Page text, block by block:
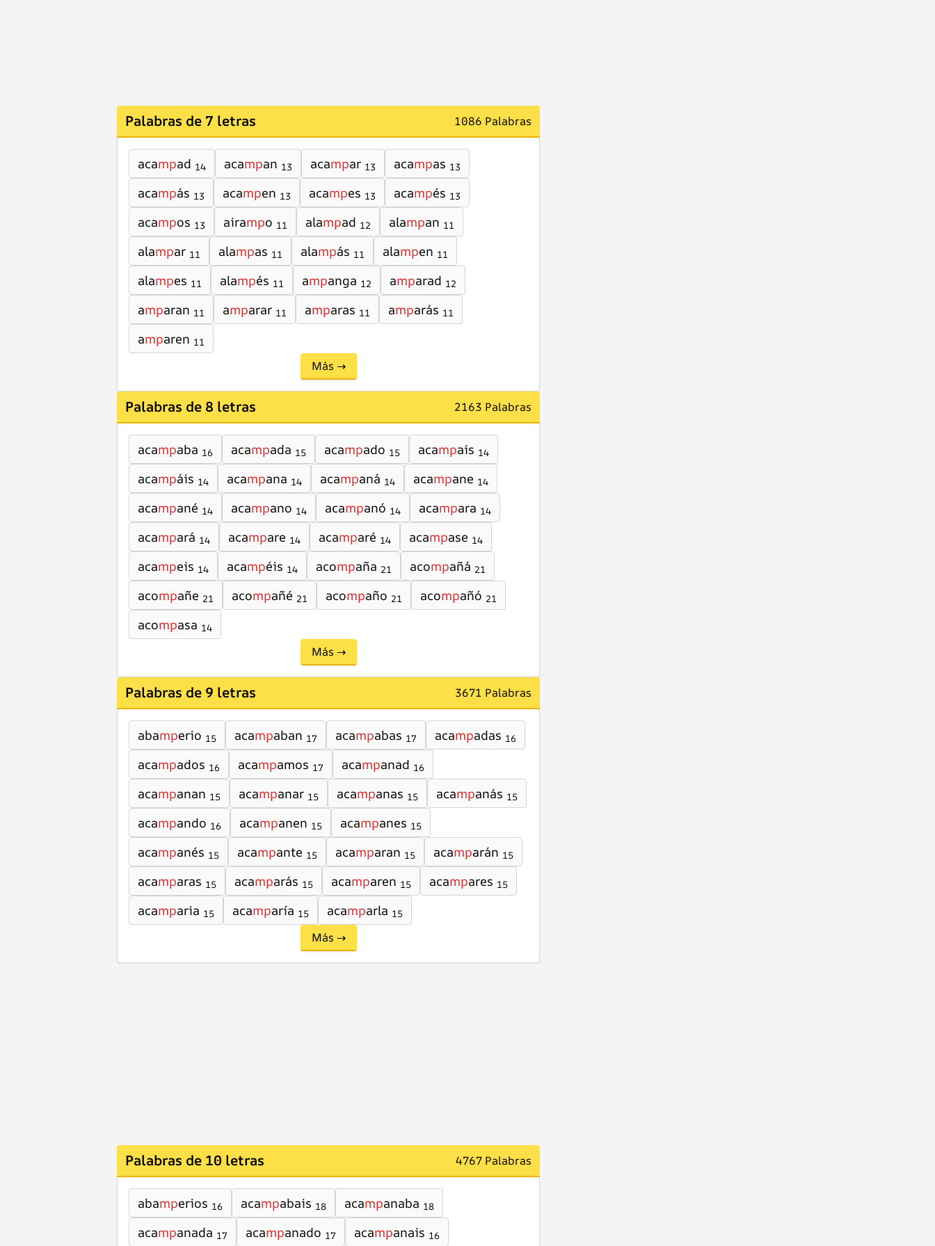
Palabras de 7 letras 1086 Palabras
acampad 14 acampan 13 acampar 13 acampas 13
acampás 13 acampen 13 acampes 13 acampés 13
acampos 13 airampo 11 alampad 12 alampan 11
alampar 11 alampas 11 alampás 11 alampen 11
alampes 11 alampés 11 ampanga 12 amparad 12
amparan 11 amparar 11 amparas 11 amparás 11
amparen 11
Más →
Palabras de 8 letras 2163 Palabras
acampaba 16 acampada 15 acampado 15 acampais 14
acampáis 14 acampana 14 acampaná 14 acampane 14
acampané 14 acampano 14 acampanó 14 acampara 14
acampará 14 acampare 14 acamparé 14 acampase 14
acampeis 14 acampéis 14 acompaña 21 acompañá 21
acompañe 21 acompañé 21 acompaño 21 acompañó 21
acompasa 14
Más →
Palabras de 9 letras 3671 Palabras
abamperio 15 acampaban 17 acampabas 17 acampadas 16
acampados 16 acampamos 17 acampanad 16
acampanan 15 acampanar 15 acampanas 15 acampanás 15
acampando 16 acampanen 15 acampanes 15
acampanés 15 acampante 15 acamparan 15 acamparán 15
acamparas 15 acamparás 15 acamparen 15 acampares 15
acamparia 15 acamparía 15 acamparla 15
Más →
Palabras de 10 letras 4767 Palabras
abamperios 16 acampabais 18 acampanaba 18
acampanada 17 acampanado 17 acampanais 16